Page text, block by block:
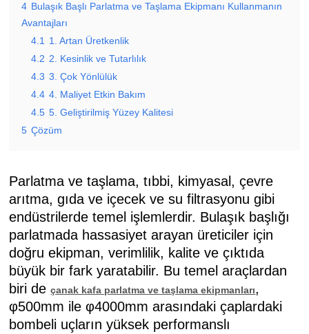
4 Bulaşık Başlı Parlatma ve Taşlama Ekipmanı Kullanmanın
Avantajları
4.1
1. Artan Üretkenlik
4.2 2. Kesinlik ve Tutarlılık
4.3 3. Çok Yönlülük
4.4 4. Maliyet Etkin Bakım
4.5 5. Geliştirilmiş Yüzey Kalitesi
5 Çözüm
Parlatma ve taşlama, tıbbi, kimyasal, çevre
arıtma, gıda ve içecek ve su filtrasyonu gibi
endüstrilerde temel işlemlerdir. Bulaşık başlığı
parlatmada hassasiyet arayan üreticiler için
doğru ekipman, verimlilik, kalite ve çıktıda
büyük bir fark yaratabilir. Bu temel araçlardan
biri deçanak kafa parlatma ve taşlama ekipmanları,
φ500mm ile φ4000mm arasındaki çaplardaki
bombeli uçların yüksek performanslı